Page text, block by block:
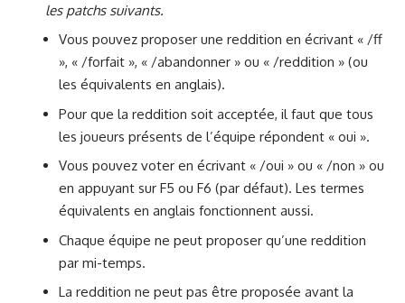
les patchs suivants.
Vous pouvez proposer une reddition en écrivant « /ff
», « /forfait », « /abandonner » ou « /reddition » (ou
les équivalents en anglais).
Pour que la reddition soit acceptée, il faut que tous
les joueurs présents de l’équipe répondent « oui ».
Vous pouvez voter en écrivant « /oui » ou « /non » ou
en appuyant sur F5 ou F6 (par défaut). Les termes
équivalents en anglais fonctionnent aussi.
Chaque équipe ne peut proposer qu’une reddition
par mi-temps.
La reddition ne peut pas être proposée avant la